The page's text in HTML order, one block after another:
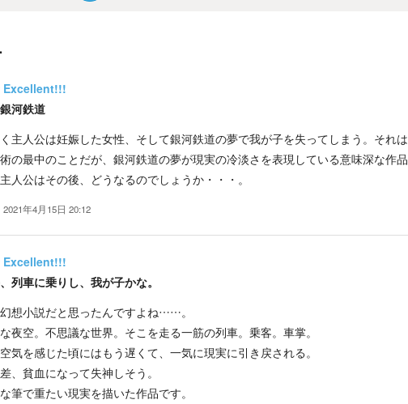
Excellent!!!
河鉄道
主人公は妊娠した女性、そして銀河鉄道の夢で我が子を失ってしまう。それは
の最中のことだが、銀河鉄道の夢が現実の冷淡さを表現している意味深な作品
人公はその後、どうなるのでしょうか・・・。
2021年4月15日 20:12
Excellent!!!
列車に乗りし、我が子かな。
想小説だと思ったんですよね……。
夜空。不思議な世界。そこを走る一筋の列車。乗客。車掌。
気を感じた頃にはもう遅くて、一気に現実に引き戻される。
、貧血になって失神しそう。
筆で重たい現実を描いた作品です。